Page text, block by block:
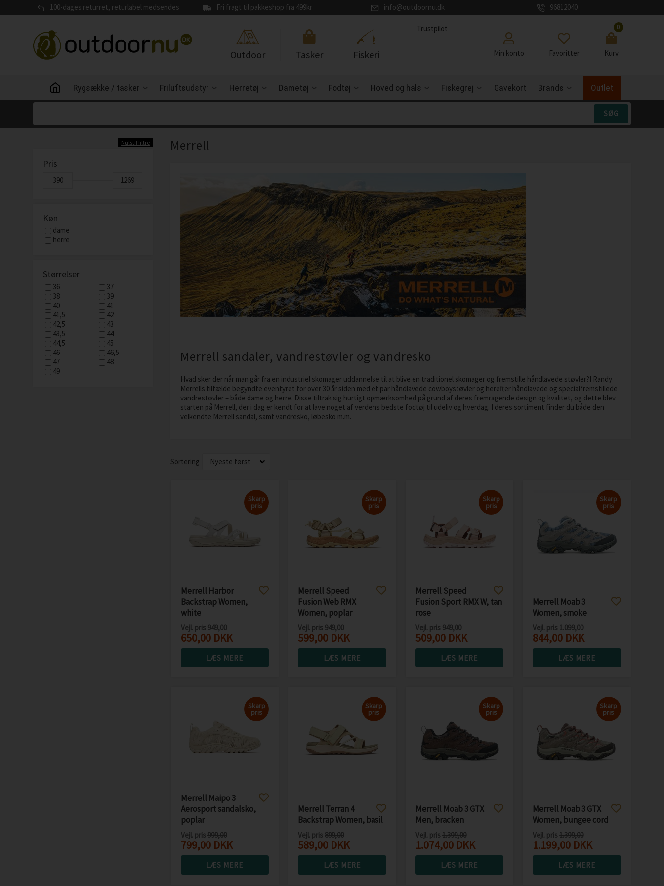
100-dages returret, returlabel medsendes Fri fragt til pakkeshop fra 499kr info@outdoornu.dk 96812040
Outdoor Tasker Fiskeri
Trustpilot
Min konto Favoritter
0
Kurv
Rygsække / tasker Friluftsudstyr Herretøj Dametøj Fodtøj Hoved og hals Fiskegrej Gavekort Brands Outlet
Nulstil filtre
Pris
Køn
dame
herre
Størrelser
36
37
38
39
40
41
41,5
42
42,5
43
43,5
44
44,5
45
46
46,5
47
48
49
Merrell
Merrell sandaler, vandrestøvler og vandresko
Hvad sker der når man går fra en industriel skomager uddannelse til at blive en traditionel skomager og fremstille håndlavede støvler?I Randy
Merrells tilfælde begyndte eventyret for over 30 år siden med et par håndlavede cowboystøvler og herefter håndlavede og specialfremstillede
vandrestøvler – både dame og herre. Disse tiltrak sig hurtigt opmærksomhed på grund af deres fremragende design og kvalitet, og dette blev
starten på Merrell, der i dag er kendt for at lave noget af verdens bedste fodtøj til udeliv og hverdag. I deres sortiment finder du både den
velkendte Merrell sandal, samt vandresko, løbesko m.m.
Sortering
Skarp
pris
Merrell Harbor
Backstrap Women,
white
Vejl. pris 949,00
650,00 DKK
LÆS MERE
Skarp
pris
Merrell Speed
Fusion Web RMX
Women, poplar
Vejl. pris949,00
599,00 DKK
LÆS MERE
Skarp
pris
Merrell Speed
Fusion Sport RMX W, tan
rose
Vejl. pris 949,00
509,00 DKK
LÆS MERE
Skarp
pris
Merrell Moab 3
Women, smoke
Vejl. pris1.099,00
844,00 DKK
LÆS MERE
Skarp
pris
Merrell Maipo 3
Aerosport sandalsko,
poplar
Vejl. pris 999,00
799,00 DKK
LÆS MERE
Skarp
pris
Merrell Terran 4
Backstrap Women, basil
Vejl. pris899,00
589,00 DKK
LÆS MERE
Skarp
pris
Merrell Moab 3 GTX
Men, bracken
Vejl. pris 1.399,00
1.074,00 DKK
LÆS MERE
Skarp
pris
Merrell Moab 3 GTX
Women, bungee cord
Vejl. pris1.399,00
1.199,00 DKK
LÆS MERE